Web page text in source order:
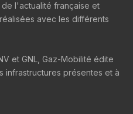
l'actualité française et
avec les différents
et GNL, Gaz-Mobilité édite
infrastructures présentes et à